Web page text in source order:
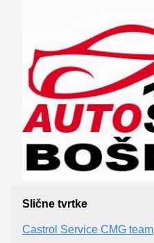
Slične tvrtke
Castrol Service CMG team